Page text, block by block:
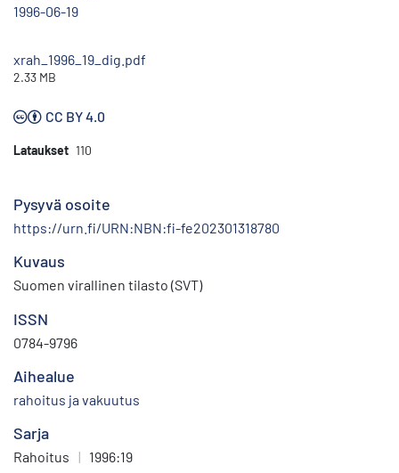
1996-06-19
xrah_1996_19_dig.pdf
2.33 MB
CC BY 4.0
Lataukset 110
Pysyvä osoite
https://urn.fi/URN:NBN:fi-fe202301318780
Kuvaus
Suomen virallinen tilasto (SVT)
ISSN
0784-9796
Aihealue
rahoitus ja vakuutus
Sarja
Rahoitus | 1996:19